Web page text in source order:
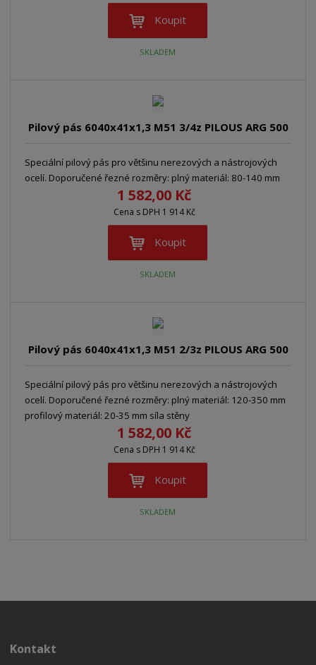
Koupit
SKLADEM
Pilový pás 6040x41x1,3 M51 3/4z PILOUS ARG 500
Speciální pilový pás pro většinu nerezových a nástrojových
ocelí. Doporučené řezné rozměry: plný materiál: 80-140 mm
1 582,00 Kč
Cena s DPH 1 914 Kč
Koupit
SKLADEM
Pilový pás 6040x41x1,3 M51 2/3z PILOUS ARG 500
Speciální pilový pás pro většinu nerezových a nástrojových
ocelí. Doporučené řezné rozměry: plný materiál: 120-350 mm
profilový materiál: 20-35 mm síla stěny
1 582,00 Kč
Cena s DPH 1 914 Kč
Koupit
SKLADEM
Kontakt